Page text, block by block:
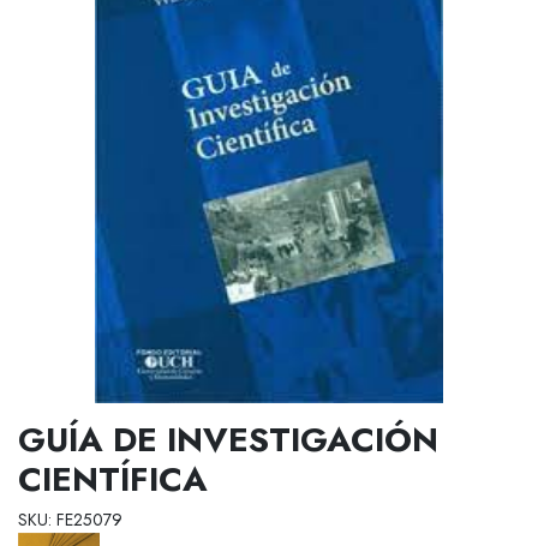
GUÍA DE INVESTIGACIÓN
CIENTÍFICA
SKU: FE25079